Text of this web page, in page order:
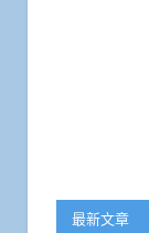
最新文章